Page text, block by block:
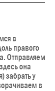
в
правого
Отправляем
она
забрать у
в